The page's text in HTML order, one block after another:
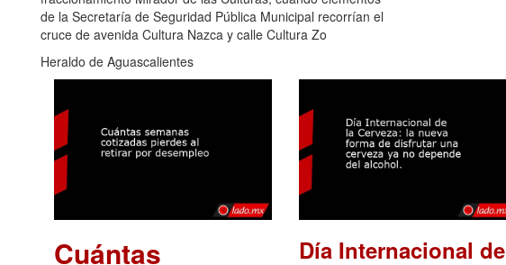
de la Secretaría de Seguridad Pública Municipal recorrían el
cruce de avenida Cultura Nazca y calle Cultura Zo
Heraldo de Aguascalientes
Cuántas Día Internacional de